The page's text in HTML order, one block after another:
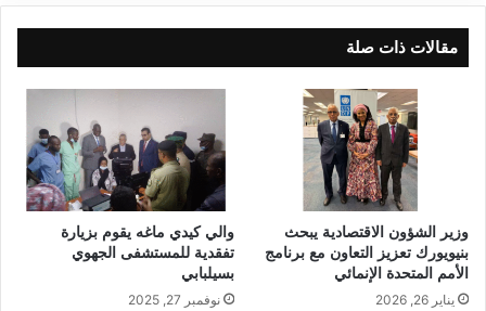
مقالات ذات صلة
وزير الشؤون الاقتصادية يبحث
بنيويورك تعزيز التعاون مع برنامج
الأمم المتحدة الإنمائي
يناير 26, 2026
والي كيدي ماغه يقوم بزيارة
تفقدية للمستشفى الجهوي
بسيلبابي
نوفمبر 27, 2025